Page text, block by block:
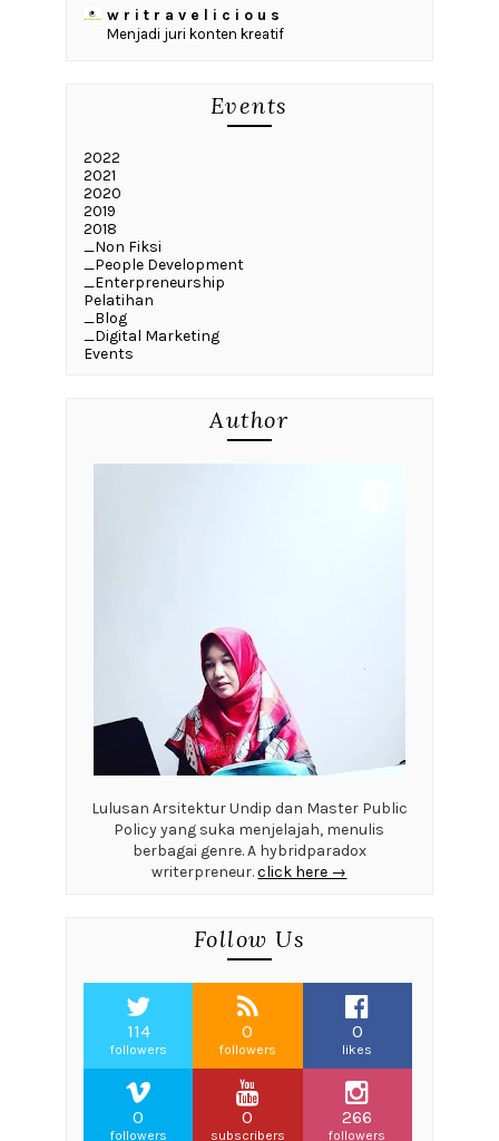
w r i t r a v e l i c i o u s
Menjadi juri konten kreatif
Events
2022
2021
2020
2019
2018
_Non Fiksi
_People Development
_Enterpreneurship
Pelatihan
_Blog
_Digital Marketing
Events
Author
Lulusan Arsitektur Undip dan Master Public
Policy yang suka menjelajah, menulis
berbagai genre. A hybridparadox
writerpreneur.click here →
Follow Us
114
followers
0
followers
0
likes
0
followers
0
subscribers
266
followers